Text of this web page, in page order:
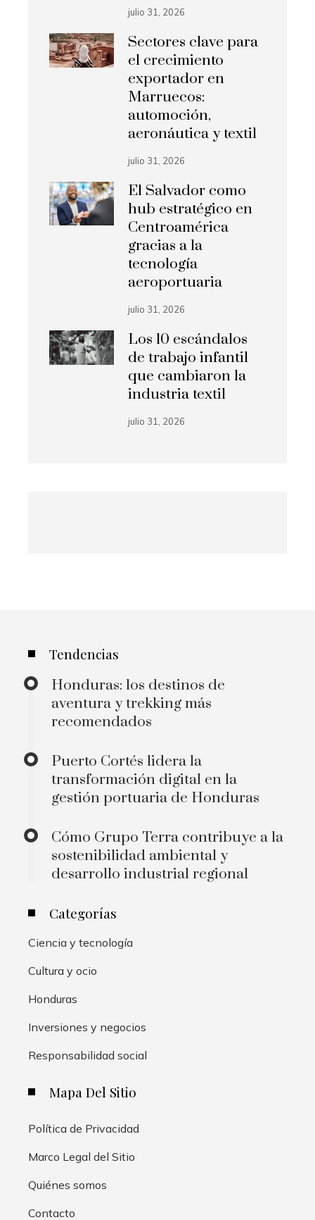
julio 31, 2026
Sectores clave para
el crecimiento
exportador en
Marruecos:
automoción,
aeronáutica y textil
julio 31, 2026
El Salvador como
hub estratégico en
Centroamérica
gracias a la
tecnología
aeroportuaria
julio 31, 2026
Los 10 escándalos
de trabajo infantil
que cambiaron la
industria textil
julio 31, 2026
Tendencias
Honduras: los destinos de
aventura y trekking más
recomendados
Puerto Cortés lidera la
transformación digital en la
gestión portuaria de Honduras
Cómo Grupo Terra contribuye a la
sostenibilidad ambiental y
desarrollo industrial regional
Categorías
Ciencia y tecnología
Cultura y ocio
Honduras
Inversiones y negocios
Responsabilidad social
Mapa Del Sitio
Política de Privacidad
Marco Legal del Sitio
Quiénes somos
Contacto